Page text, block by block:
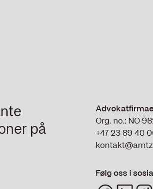
på
Org. no.: NO
+47 23 89 40
Følg oss i